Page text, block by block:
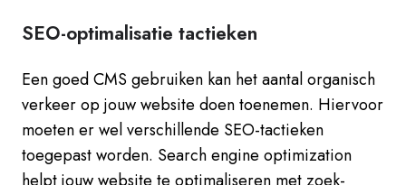
SEO-optimalisatie tactieken
Een goed CMS gebruiken kan het aantal organisch
verkeer op jouw website doen toenemen. Hiervoor
moeten er wel verschillende SEO-tactieken
toegepast worden. Search engine optimization
helpt jouw website te optimaliseren met zoek-